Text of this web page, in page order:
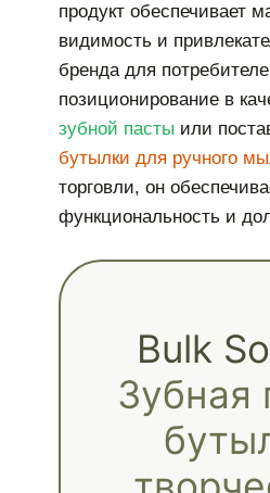
продукт обеспечивает
видимость и
бренда для
позиционирование в
зубной пасты или
бутылки для ручного
торговли, он
функциональность и
Bulk
Зубная